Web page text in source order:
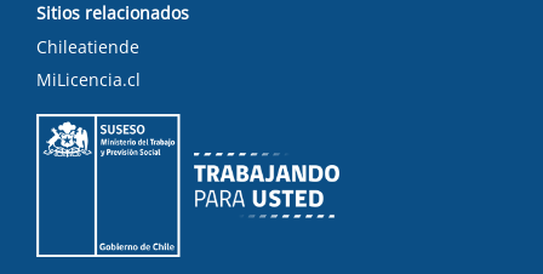
Sitios relacionados
Chileatiende
MiLicencia.cl